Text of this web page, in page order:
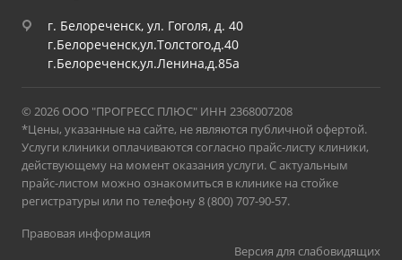
г. Белореченск, ул. Гоголя, д. 40
г.Белореченск,ул.Толстого,д.40
г.Белореченск,ул.Ленина,д.85а
© 2026 ООО "ПРОГРЕСС ПЛЮС" ИНН 2368007208
*Цены, указанные на сайте, не являются публичной офертой.
Услуги клиники оплачиваются согласно прайс-листу клиники,
действующему на момент оказания услуги. С актуальным
прайс-листом можно ознакомиться в клинике на стойке
регистратуры или по телефону 8 (800) 707-90-57.
Правовая информация
Версия для слабовидящих